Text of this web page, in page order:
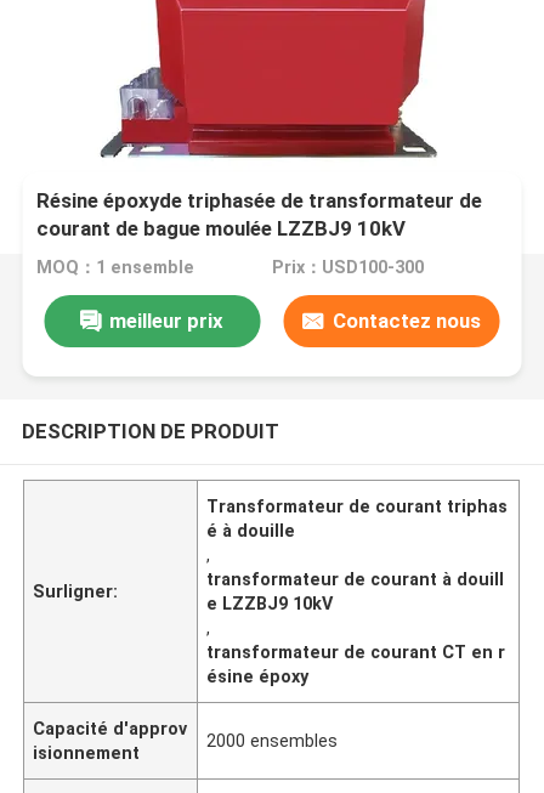
Résine époxyde triphasée de transformateur de
courant de bague moulée LZZBJ9 10kV
MOQ：1 ensemble Prix：USD100-300
meilleur prix Contactez nous
DESCRIPTION DE PRODUIT
Surligner:
Transformateur de courant triphas
é à douille
,
transformateur de courant à douill
e LZZBJ9 10kV
,
transformateur de courant CT en r
ésine époxy
Capacité d'approv
isionnement
2000 ensembles